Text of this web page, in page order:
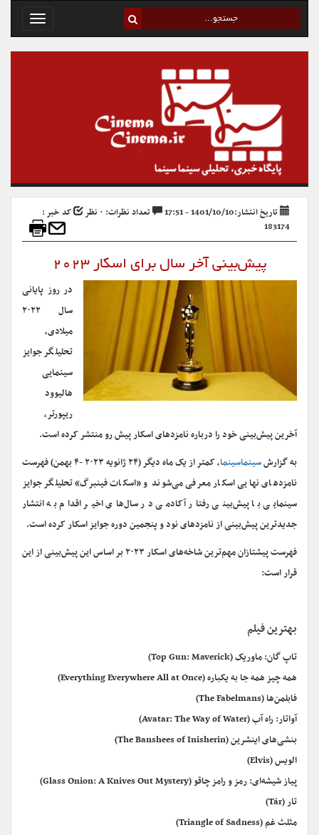
Toggle
تاریخ انتشار:1401/10/10 - 17:51 تعداد نظرات: ۰ نظر
کد خبر :
183174
پیش‌بینی آخر سال برای اسکار ۲۰۲۳
در روز پایانی
سال ۲۰۲۲
میلادی،
تحلیلگر جوایز
سینمایی
هالیوود
ریپورتر،
آخرین پیش‌بینی خود را درباره نامزدهای اسکار پیش رو منتشر کرده است.
به گزارشسینماسینما
، کمتر از یک ماه دیگر (۲۴ ژانویه ۲۰۲۳ -۴ بهمن) فهرست
نامزدهای نهایی اسکار معرفی می‌شوند و «اسکات فینبرگ» تحلیلگر جوایز
سینمایی با پیش‌بینی رفتار آکادمی در سال‌های اخیر اقدام به انتشار
جدیدترین پیش‌بینی از نامزدهای نود و پنجمین دوره جوایز اسکار کرده است.
فهرست پیشتازان مهم‌ترین شاخه‌های اسکار ۲۰۲۳ بر اساس این پیش‌بینی از این
قرار است:
بهترین فیلم
تاپ گان: ماوریک (Top Gun: Maverick)
همه چیز همه جا به یکباره (Everything Everywhere All at Once)
فابلمن‌ها (The Fabelmans)
آواتار: راه آب (Avatar: The Way of Water)
بنشی‌های اینشرین (The Banshees of Inisherin)
الویس (Elvis)
پیاز شیشه‌ای: رمز و رامز چاقو (Glass Onion: A Knives Out Mystery)
تار (Tár)
مثلث غم (Triangle of Sadness)